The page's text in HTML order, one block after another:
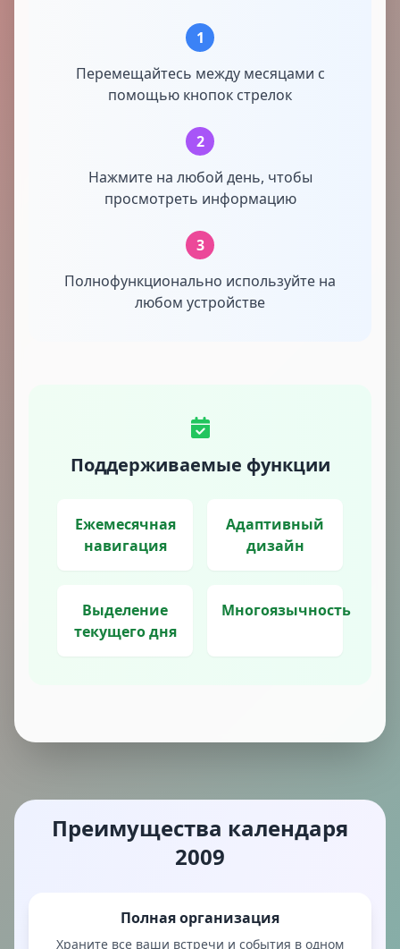
1
Перемещайтесь между месяцами с
помощью кнопок стрелок
2
Нажмите на любой день, чтобы
просмотреть информацию
3
Полнофункционально используйте на
любом устройстве
Поддерживаемые функции
Ежемесячная
навигация
Адаптивный
дизайн
Выделение
текущего дня
Многоязычность
Преимущества календаря
2009
Полная организация
Храните все ваши встречи и события в одном